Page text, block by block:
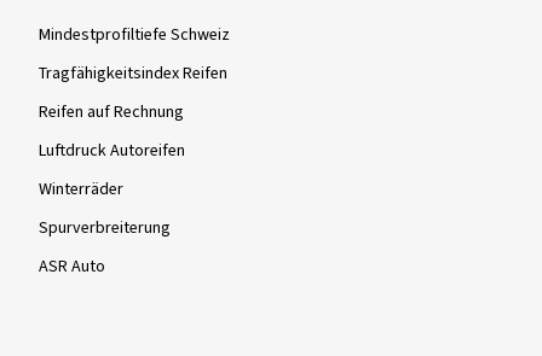
Mindestprofiltiefe Schweiz
Tragfähigkeitsindex Reifen
Reifen auf Rechnung
Luftdruck Autoreifen
Winterräder
Spurverbreiterung
ASR Auto